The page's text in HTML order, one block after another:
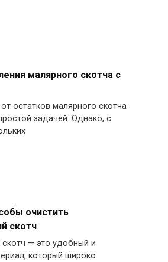
малярного скотча с
остатков малярного скотча
задачей. Однако, с
очистить
скотч
— это удобный и
который широко